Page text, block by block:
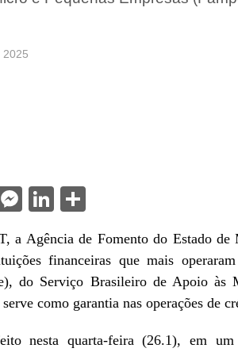
2025
TwitterMessenger
LinkedIn
a Agência de Fomento do Estado
financeiras que mais
do Serviço Brasileiro de Apoio às
como garantia nas operações de
nesta quarta-feira (26.1), em